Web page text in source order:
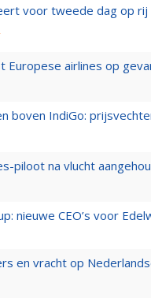
voor tweede dag op rij
Europese airlines op
boven IndiGo:
piloot na vlucht
nieuwe CEO’s voor
en vracht op